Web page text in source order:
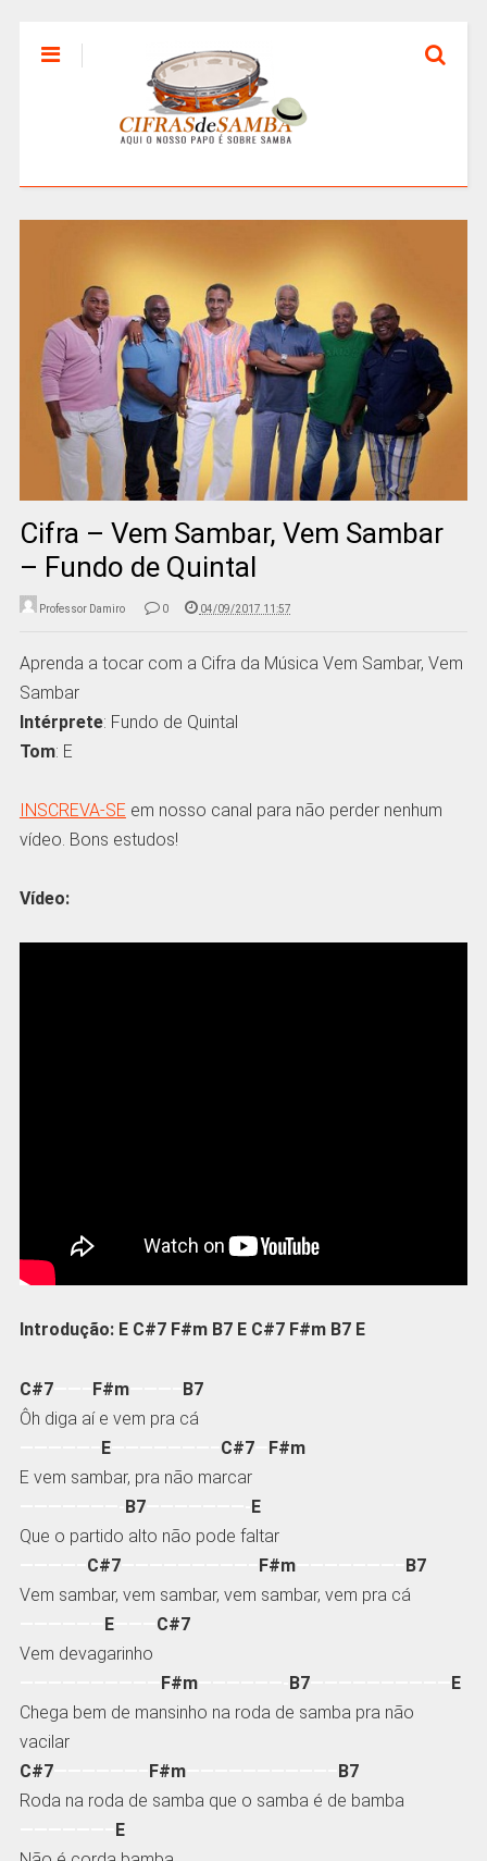
Cifra – Vem Sambar, Vem Sambar
– Fundo de Quintal
Professor Damiro 0 04/09/2017 11:57
Aprenda a tocar com a Cifra da Música Vem Sambar, Vem
Sambar
Intérprete: Fundo de Quintal
Tom: E
INSCREVA-SE em nosso canal para não perder nenhum
vídeo. Bons estudos!
Vídeo:
Introdução: E C#7 F#m B7 E C#7 F#m B7 E
C#7——– F#m———– B7
Ôh diga aí e vem pra cá
E———————– C#7— F#m
E vem sambar, pra não marcar
B7———————- E
Que o partido alto não pode faltar
C#7—————————– F#m———————– B7
Vem sambar, vem sambar, vem sambar, vem pra cá
E——— C#7
Vem devagarinho
F#m——————- B7—————————— E
Chega bem de mansinho na roda de samba pra não
vacilar
C#7——————– F#m——————————– B7
Roda na roda de samba que o samba é de bamba
E